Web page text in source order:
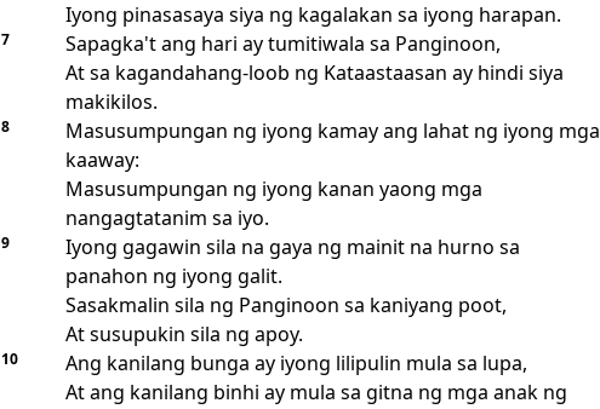
Iyong pinasasaya siya ng kagalakan sa iyong harapan.
7
Sapagka't ang hari ay tumitiwala sa Panginoon,
At sa kagandahang-loob ng Kataastaasan ay hindi siya
makikilos.
8
Masusumpungan ng iyong kamay ang lahat ng iyong mga
kaaway:
Masusumpungan ng iyong kanan yaong mga
nangagtatanim sa iyo.
9
Iyong gagawin sila na gaya ng mainit na hurno sa
panahon ng iyong galit.
Sasakmalin sila ng Panginoon sa kaniyang poot,
At susupukin sila ng apoy.
10
Ang kanilang bunga ay iyong lilipulin mula sa lupa,
At ang kanilang binhi ay mula sa gitna ng mga anak ng